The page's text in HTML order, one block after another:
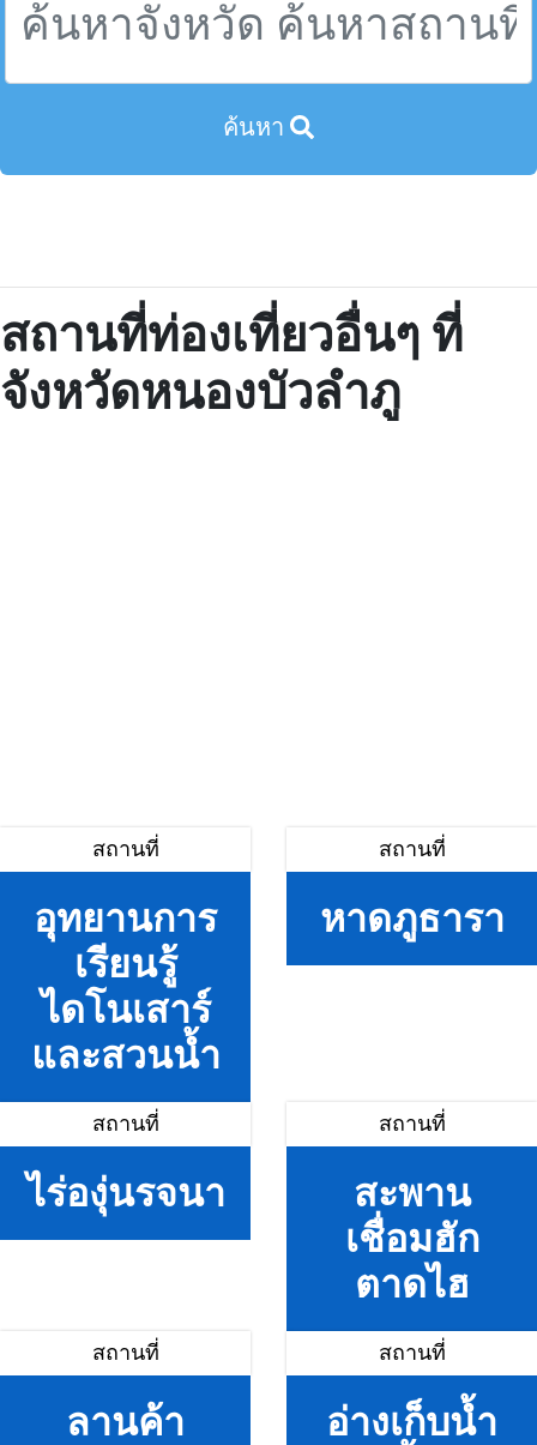
ค้นหา
สถานที่ท่องเที่ยวอื่นๆ ที่
จังหวัดหนองบัวลำภู
สถานที่
อุทยานการ
เรียนรู้
ไดโนเสาร์
และสวนน้ำ
สถานที่
หาดภูธารา
สถานที่
ไร่องุ่นรจนา
สถานที่
สะพาน
เชื่อมฮัก
ตาดไฮ
สถานที่
ลานค้า
สถานที่
อ่างเก็บน้ำ